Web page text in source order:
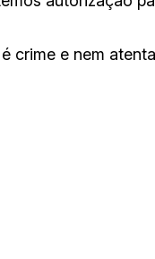
crime e nem